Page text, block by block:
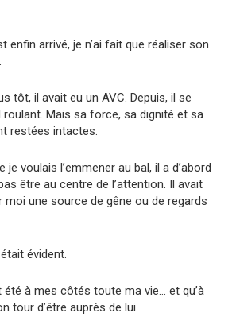
enfin arrivé, je n’ai fait que réaliser son
tôt, il avait eu un AVC. Depuis, il se
Mais sa force, sa dignité et sa
restées intactes.
je voulais l’emmener au bal, il a d’abord
être au centre de l’attention. Il avait
moi une source de gêne ou de regards
évident.
été à mes côtés toute ma vie… et qu’à
tour d’être auprès de lui.